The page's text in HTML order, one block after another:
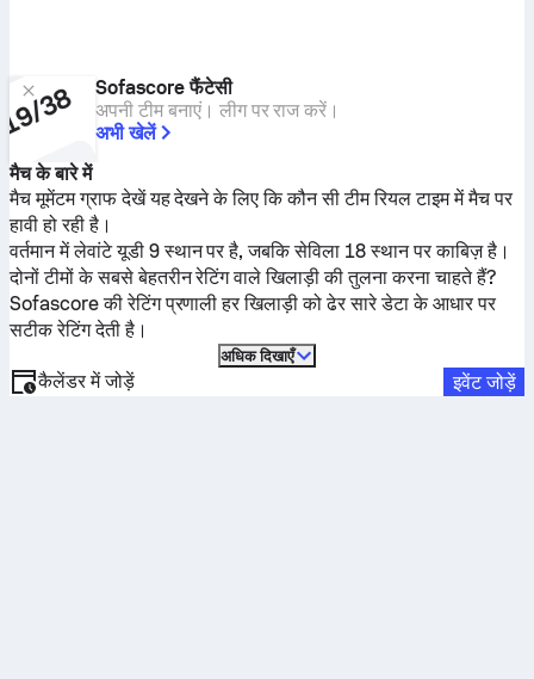
Sofascore फैंटेसी
अपनी टीम बनाएं। लीग पर राज करें।
अभी खेलें
मैच के बारे में
मैच मूमेंटम ग्राफ देखें यह देखने के लिए कि कौन सी टीम रियल टाइम में मैच पर
हावी हो रही है।
वर्तमान मेंलेवांटे यूडी9 स्थान पर है, जबकिसेविला 18 स्थान पर काबिज़ है।
दोनों टीमों के सबसे बेहतरीन रेटिंग वाले खिलाड़ी की तुलना करना चाहते हैं?
Sofascore की रेटिंग प्रणाली हर खिलाड़ी को ढेर सारे डेटा के आधार पर
सटीक रेटिंग देती है।
अधिक दिखाएँ
कैलेंडर में जोड़ें इवेंट जोड़ें